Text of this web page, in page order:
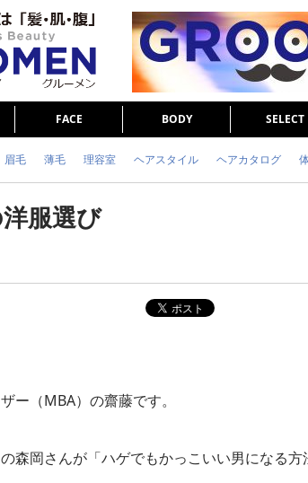
FACE BODY SELECT
眉毛 薄毛 理容室 ヘアスタイル ヘアカタログ
ストステロン 海外セレブ
服選び
ー（MBA）の齋藤です。
森岡さんが「ハゲでもかっこいい男になる方